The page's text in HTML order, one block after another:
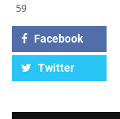
59
Facebook
Twitter